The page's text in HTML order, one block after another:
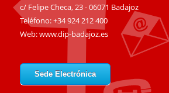
c/ Felipe Checa, 23 - 06071 Badajoz
Teléfono: +34 924 212 400
Web:www.dip-badajoz.es
Sede Electrónica